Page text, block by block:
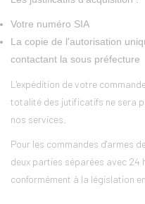
Votre numéro SIA
La copie de l'autorisation
contactant la sous préfecture
L'expédition de votre
totalité des jutificatifs ne sera
nos services.
Pour les commandes d'armes
deux parties séparées avec 24
conformément à la législation